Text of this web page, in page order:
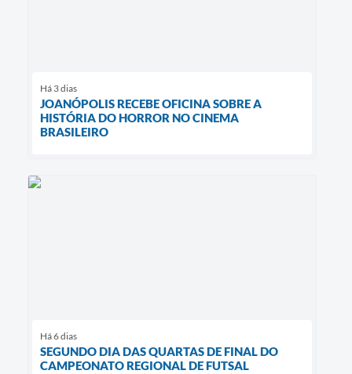
Há 3 dias
JOANÓPOLIS RECEBE OFICINA SOBRE A
HISTÓRIA DO HORROR NO CINEMA
BRASILEIRO
Há 6 dias
SEGUNDO DIA DAS QUARTAS DE FINAL DO
CAMPEONATO REGIONAL DE FUTSAL